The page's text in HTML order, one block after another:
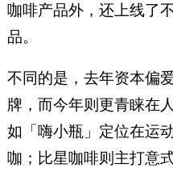
咖啡产品外，还上线了
品。
不同的是，去年资本偏
牌，而今年则更青睐在
如「嗨小瓶」定位在运
咖；比星咖啡则主打意式